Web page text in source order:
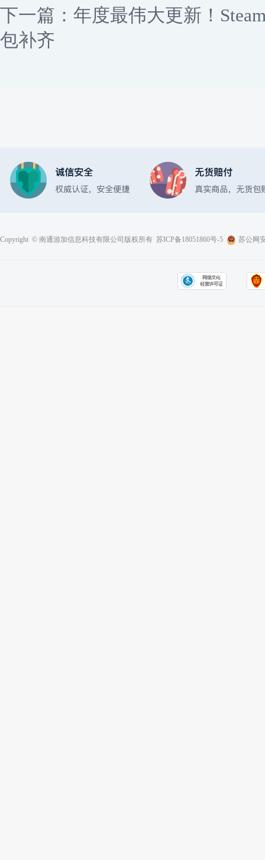
下一篇： 年度最伟大更新！
包补齐
Copyright © 南通游加信息科技有限公司版权所有 苏ICP备18051860号-5 苏公网